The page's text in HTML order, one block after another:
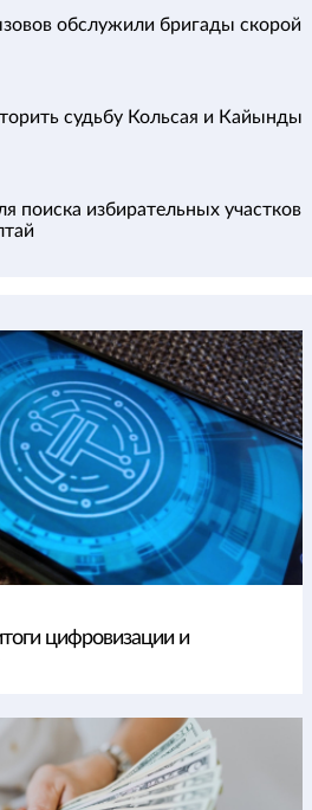
обслужили бригады скорой
судьбу Кольсая и Кайынды
поиска избирательных участков
цифровизации и